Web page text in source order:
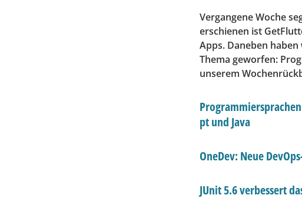
Vergangene Woche
erschienen ist
Apps. Daneben
Thema geworfen:
unserem
pt und Java
OneDev: Neue
JUnit 5.6 verbessert